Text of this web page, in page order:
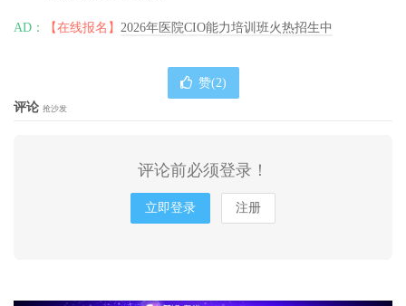
AD： 【在线报名】 2026年医院CIO能力培训班火热招生中
赞(2)
评论 抢沙发
评论前必须登录！
立即登录 注册